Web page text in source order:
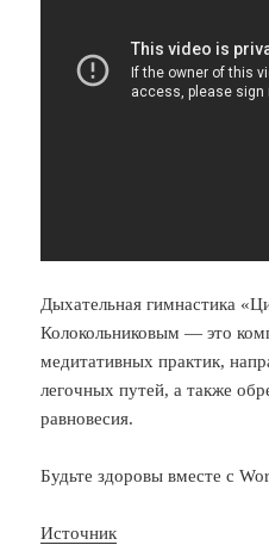
Дыхательная гимнастика
Колокольниковым — это
медитативных практик,
легочных путей, а также
равновесия.
Будьте здоровы вместе с
Источник